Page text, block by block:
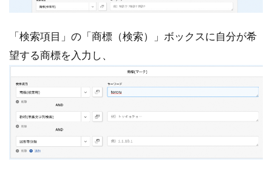
「検索項目」の「商標（検索）」ボックスに自分が希
望する商標を入力し、